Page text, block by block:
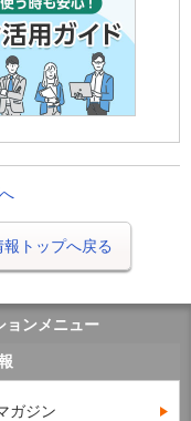
報トップへ戻る
ョンメニュー
ガジン